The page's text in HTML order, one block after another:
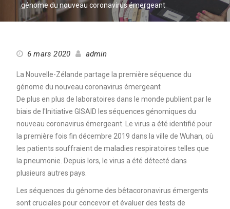
génome du nouveau coronavirus émergeant
6 mars 2020 admin
La Nouvelle-Zélande partage la première séquence du
génome du nouveau coronavirus émergeant
De plus en plus de laboratoires dans le monde publient par le
biais de l'Initiative GISAID les séquences génomiques du
nouveau coronavirus émergeant. Le virus a été identifié pour
la première fois fin décembre 2019 dans la ville de Wuhan, où
les patients souffraient de maladies respiratoires telles que
la pneumonie. Depuis lors, le virus a été détecté dans
plusieurs autres pays.
Les séquences du génome des bêtacoronavirus émergents
sont cruciales pour concevoir et évaluer des tests de